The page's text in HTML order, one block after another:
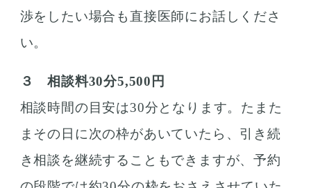
渉をしたい場合も直接医師にお話しくださ
い。
３ 相談料30分5,500円
相談時間の目安は30分となります。たまた
まその日に次の枠があいていたら、引き続
き相談を継続することもできますが、予約